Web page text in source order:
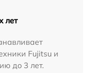
лет
Fujitsu и
до 3 лет.